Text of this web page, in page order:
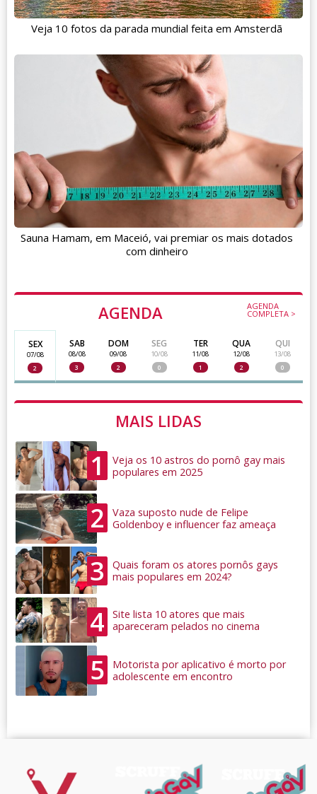
AGENDA AGENDA
COMPLETA >
SEX
07/08
2
SAB
08/08
3
DOM
09/08
2
SEG
10/08
0
TER
11/08
1
QUA
12/08
2
QUI
13/08
0
MAIS LIDAS
1
Veja os 10 astros do pornô gay mais
populares em 2025
2
Vaza suposto nude de Felipe
Goldenboy e influencer faz ameaça
3
Quais foram os atores pornôs gays
mais populares em 2024?
4
Site lista 10 atores que mais
apareceram pelados no cinema
5
Motorista por aplicativo é morto por
adolescente em encontro
Veja 10 fotos da parada mundial feita em Amsterdã
Sauna Hamam, em Maceió, vai premiar os mais dotados
com dinheiro